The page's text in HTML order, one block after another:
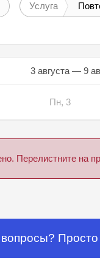
Услуга
3 августа — 9
Пн, 3
Перелистните